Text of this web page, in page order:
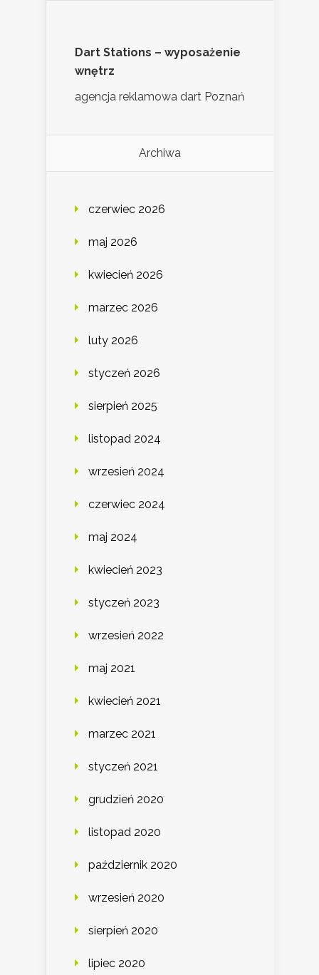
Dart Stations – wyposażenie
wnętrz
agencja reklamowa dart Poznań
Archiwa
czerwiec 2026
maj 2026
kwiecień 2026
marzec 2026
luty 2026
styczeń 2026
sierpień 2025
listopad 2024
wrzesień 2024
czerwiec 2024
maj 2024
kwiecień 2023
styczeń 2023
wrzesień 2022
maj 2021
kwiecień 2021
marzec 2021
styczeń 2021
grudzień 2020
listopad 2020
październik 2020
wrzesień 2020
sierpień 2020
lipiec 2020